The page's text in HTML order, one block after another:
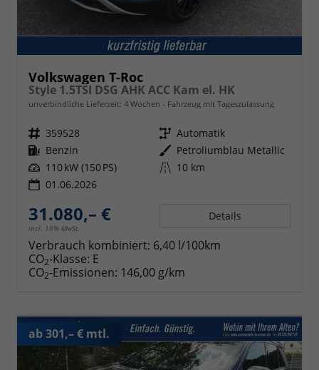
Volkswagen T-Roc
Style 1.5TSI DSG AHK ACC Kam el. HK
unverbindliche Lieferzeit: 4 Wochen Fahrzeug mit Tageszulassung
Fahrzeugnr. 359528 Getriebe Automatik
Kraftstoff Benzin Außenfarbe Petroliumblau Metallic
Leistung 110 kW (150 PS) Kilometerstand 10 km
01.06.2026
31.080,– €
incl. 19% MwSt.
Details
Verbrauch kombiniert: 6,40 l/100km
CO2-Klasse: E
CO2-Emissionen: 146,00 g/km
ab 301,– € mtl.